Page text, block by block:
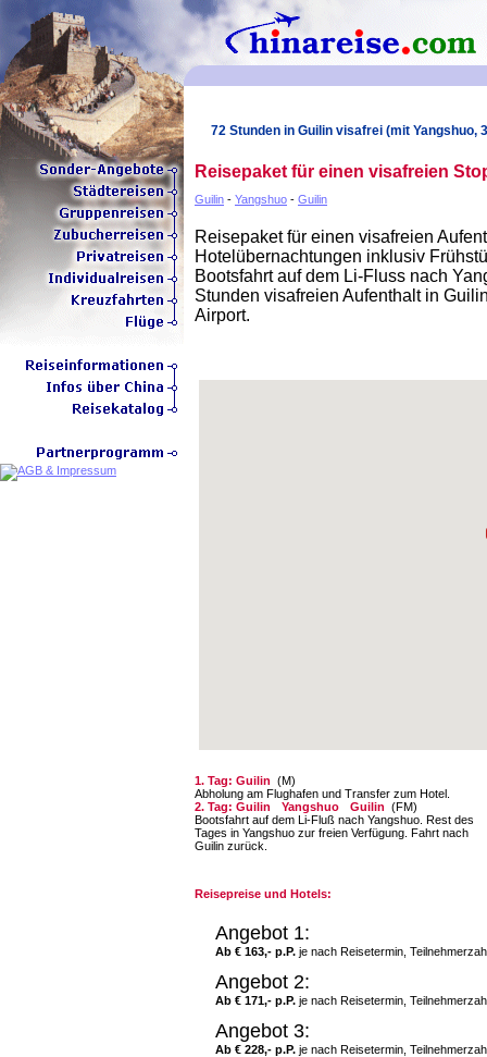
72 Stunden in Guilin visafrei (mit Yangshuo,
Reisepaket für einen visafreien
Guilin - Yangshuo - Guilin
Reisepaket für einen visafreien
Hotelübernachtungen inklusiv
Bootsfahrt auf dem Li-Fluss nach
Stunden visafreien Aufenthalt in
Airport.
1. Tag: Guilin (M)
Abholung am Flughafen und Transfer zum Hotel.
2. Tag: Guilin
Yangshuo Guilin (FM)
Bootsfahrt auf dem Li-Fluß nach Yangshuo. Rest des
Tages in Yangshuo zur freien Verfügung. Fahrt nach
Guilin zurück.
Reisepreise und Hotels:
Angebot 1:
Ab € 163,- p.P. je nach Reisetermin,
Angebot 2:
Ab € 171,- p.P. je nach Reisetermin,
Angebot 3:
Ab € 228,- p.P. je nach Reisetermin,